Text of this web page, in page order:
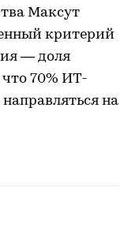
Максут
критерий
— доля
что 70% ИТ-
на